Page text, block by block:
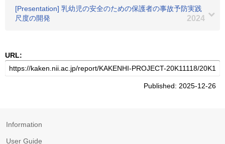
[Presentation] 乳幼児の安全のための保護者の事故予防実践
尺度の開発
2024
URL:
Published: 2025-12-26
Information
User Guide